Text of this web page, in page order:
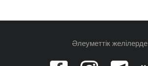
Әлеуметтік желілерде